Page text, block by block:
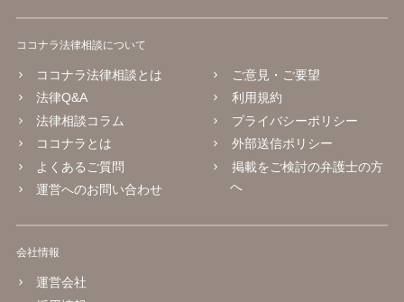
ココナラ法律相談について
ココナラ法律相談とは
法律Q&A
法律相談コラム
ココナラとは
よくあるご質問
運営へのお問い合わせ
ご意見・ご要望
利用規約
プライバシーポリシー
外部送信ポリシー
掲載をご検討の弁護士の方
へ
会社情報
運営会社